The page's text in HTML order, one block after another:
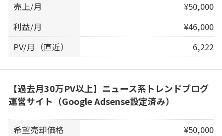
売上/月
¥50,000
利益/月
¥46,000
PV/月（直近）
6,222
【過去月30万PV以上】ニュース系トレンドブログ
運営サイト（Google Adsense設定済み）
希望売却価格
¥50,000